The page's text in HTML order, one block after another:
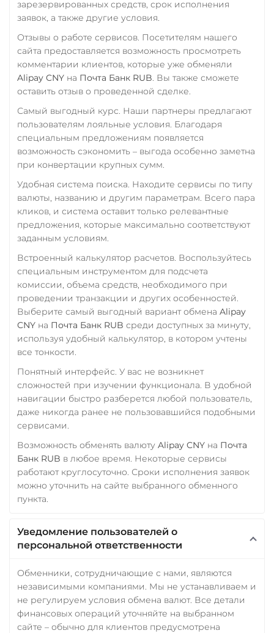
ERC20
USD Coin (USDC)
ERC20 BEP20
TRC20
AVAX
SOL
Polygon
Utopia USD (UUSD)
VeChain (VET)
Verge (XVG)
WAVES
Wrapped Bitcoin (WBTC)
ERC20 AVAXC
Wrapped Ethereum (WETH)
CRO
Yearn.finance (YFI)
Zcash (ZEC)
УкрСиббанк UAH
Фридом Банк KZT
Центр Кредит KZT
зарезервированных средств, срок исполнения
заявок, а также другие условия.
Отзывы о работе сервисов. Посетителям нашего
сайта предоставляется возможность просмотреть
комментарии клиентов, которые уже обменяли
Alipay CNY на Почта Банк RUB. Вы также сможете
оставить отзыв о проведенной сделке.
Самый выгодный курс. Наши партнеры предлагают
пользователям лояльные условия. Благодаря
специальным предложениям появляется
возможность сэкономить – выгода особенно заметна
при конвертации крупных сумм.
Удобная система поиска. Находите сервисы по типу
валюты, названию и другим параметрам. Всего пара
кликов, и система оставит только релевантные
предложения, которые максимально соответствуют
заданным условиям.
Встроенный калькулятор расчетов. Воспользуйтесь
специальным инструментом для подсчета
комиссии, объема средств, необходимого при
проведении транзакции и других особенностей.
Выберите самый выгодный вариант обмена Alipay
CNY на Почта Банк RUB среди доступных за минуту,
используя удобный калькулятор, в котором учтены
все тонкости.
Понятный интерфейс. У вас не возникнет
сложностей при изучении функционала. В удобной
навигации быстро разберется любой пользователь,
даже никогда ранее не пользовавшийся подобными
сервисами.
Возможность обменять валюту Alipay CNY на Почта
Банк RUB в любое время. Некоторые сервисы
работают круглосуточно. Сроки исполнения заявок
можно уточнить на сайте выбранного обменного
пункта.
Уведомление пользователей о
персональной ответственности
Обменники, сотрудничающие с нами, являются
независимыми компаниями. Мы не устанавливаем и
не регулируем условия обмена валют. Все детали
финансовых операций уточняйте на выбранном
сайте – обычно для клиентов предусмотрена